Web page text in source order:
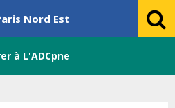
Nord Est
à L'ADCpne